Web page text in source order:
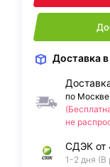
Доставка
по
не
СДЭК от
1-2 дня (В